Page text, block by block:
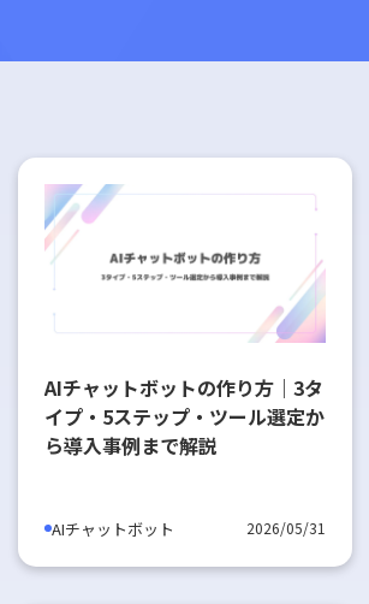
AIチャットボットの作り方｜3タ
イプ・5ステップ・ツール選定か
ら導入事例まで解説
AIチャットボット 2026/05/31